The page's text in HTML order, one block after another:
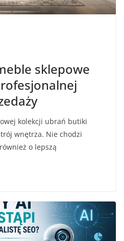
sklepowe
kolekcji ubrań butiki
wnętrza. Nie chodzi
o lepszą